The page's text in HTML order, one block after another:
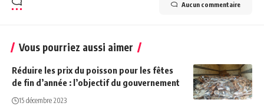
Aucun commentaire
Vous pourriez aussi aimer
Réduire les prix du poisson pour les fêtes
de fin d’année : l’objectif du gouvernement
15 décembre 2023